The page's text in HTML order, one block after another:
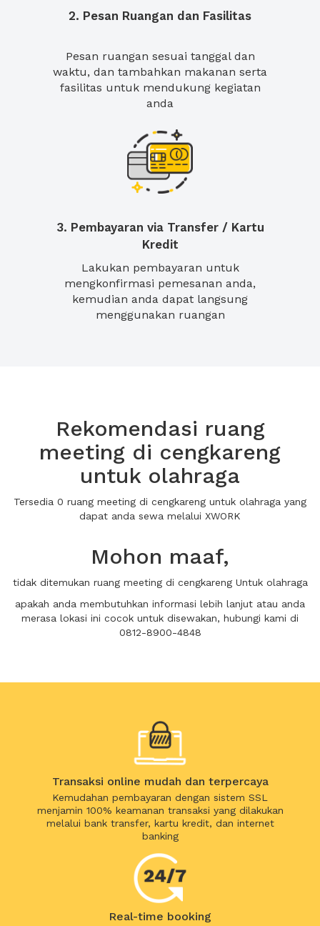
2. Pesan Ruangan dan Fasilitas
Pesan ruangan sesuai tanggal dan
waktu, dan tambahkan makanan serta
fasilitas untuk mendukung kegiatan
anda
3. Pembayaran via Transfer / Kartu
Kredit
Lakukan pembayaran untuk
mengkonfirmasi pemesanan anda,
kemudian anda dapat langsung
menggunakan ruangan
Rekomendasi ruang
meeting di cengkareng
untuk olahraga
Tersedia 0 ruang meeting di cengkareng untuk olahraga yang
dapat anda sewa melalui XWORK
Mohon maaf,
tidak ditemukan ruang meeting di cengkareng Untuk olahraga
apakah anda membutuhkan informasi lebih lanjut atau anda
merasa lokasi ini cocok untuk disewakan, hubungi kami di
0812-8900-4848
Transaksi online mudah dan terpercaya
Kemudahan pembayaran dengan sistem SSL
menjamin 100% keamanan transaksi yang dilakukan
melalui bank transfer, kartu kredit, dan internet
banking
Real-time booking